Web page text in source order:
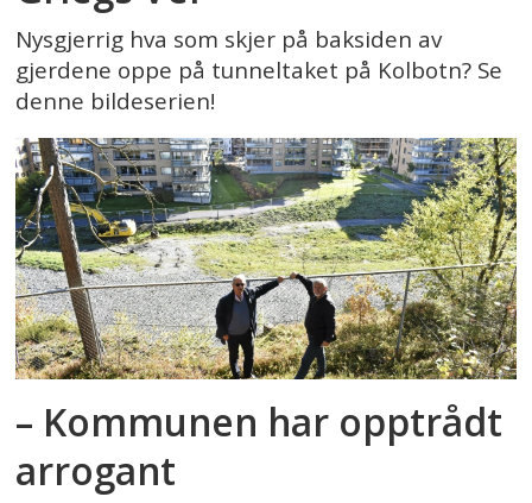
Nysgjerrig hva som skjer på baksiden av
gjerdene oppe på tunneltaket på Kolbotn? Se
denne bildeserien!
– Kommunen har opptrådt
arrogant